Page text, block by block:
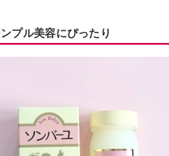
プル美容にぴったり